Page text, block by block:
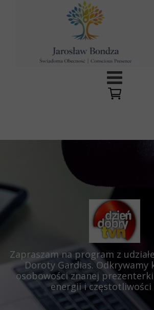
Zapraszam na program z
Doroty Gardias. Odkrywamy
osobowości znanej
energii i częstotliwości